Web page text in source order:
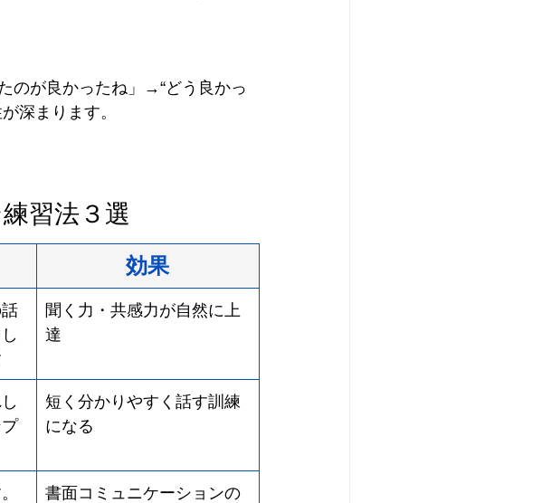
のが良かったね」→“どう良かっ
深まります。
習法３選
効果
聞く力・共感力が自然に上
達
短く分かりやすく話す訓練
になる
書面コミュニケーションの